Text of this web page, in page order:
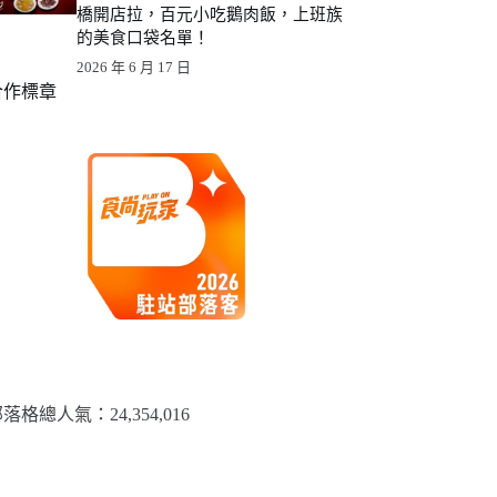
橋開店拉，百元小吃鵝肉飯，上班族
的美食口袋名單！
2026 年 6 月 17 日
作標章
格總人氣：​24,354,016